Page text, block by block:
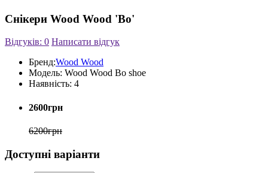
Снікери Wood Wood 'Bo'
Відгуків: 0 Написати відгук
Бренд:Wood Wood
Модель: Wood Wood Bo shoe
Наявність: 4
2600грн
6200грн
Доступні варіанти